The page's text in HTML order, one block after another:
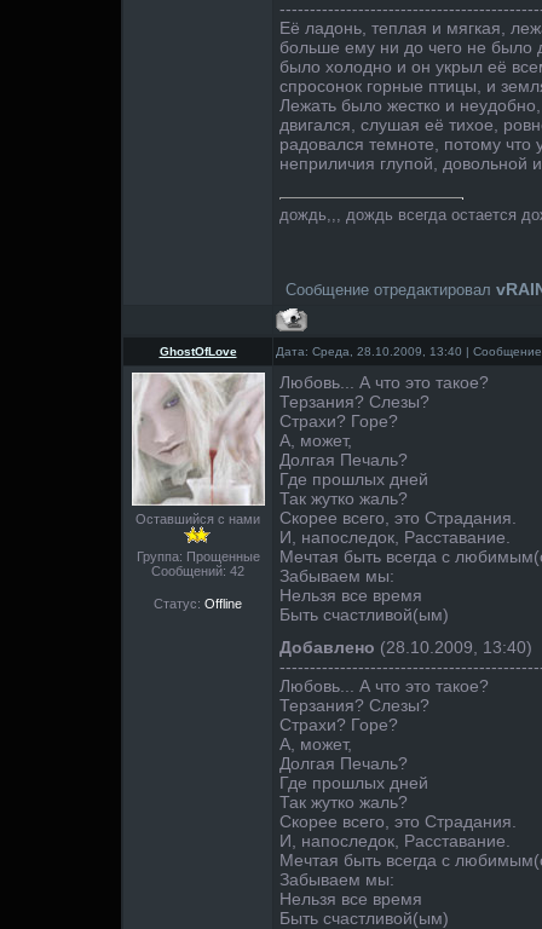
Её ладонь, теплая и мягкая,
больше ему ни до чего не было
было холодно и он укрыл её
спросонок горные птицы, и
Лежать было жестко и
двигался, слушая её тихое,
радовался темноте, потому
неприличия глупой, довольной
дождь,,, дождь всегда остается
Сообщение отредактировал
GhostOfLove Дата: Среда, 28.10.2009, 13:40 |
Оставшийся с нами
Группа: Прощенные
Сообщений: 42
Статус: Offline
Любовь... А что это такое?
Терзания? Слезы?
Страхи? Горе?
А, может,
Долгая Печаль?
Где прошлых дней
Так жутко жаль?
Скорее всего, это Страдания.
И, напоследок, Расставание.
Мечтая быть всегда с
Забываем мы:
Нельзя все время
Быть счастливой(ым)
Добавлено (28.10.2009, 13:40)
Любовь... А что это такое?
Терзания? Слезы?
Страхи? Горе?
А, может,
Долгая Печаль?
Где прошлых дней
Так жутко жаль?
Скорее всего, это Страдания.
И, напоследок, Расставание.
Мечтая быть всегда с
Забываем мы:
Нельзя все время
Быть счастливой(ым)